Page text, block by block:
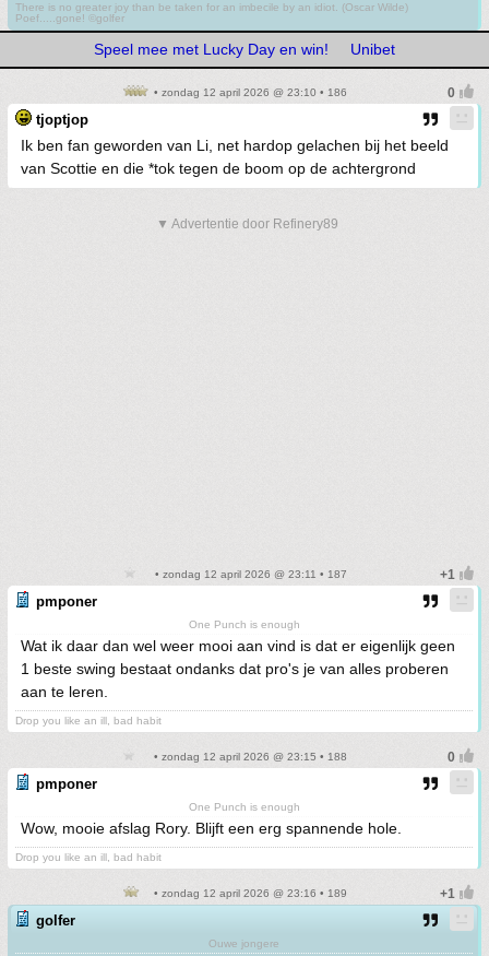
There is no greater joy than be taken for an imbecile by an idiot. (Oscar Wilde)
Poef.....gone! ©golfer
Speel mee met Lucky Day en win! Unibet
• zondag 12 april 2026 @ 23:10 • 186
tjoptjop
Ik ben fan geworden van Li, net hardop gelachen bij het beeld
van Scottie en die *tok tegen de boom op de achtergrond
▼ Advertentie door Refinery89
• zondag 12 april 2026 @ 23:11 • 187
pmponer
One Punch is enough
Wat ik daar dan wel weer mooi aan vind is dat er eigenlijk geen
1 beste swing bestaat ondanks dat pro's je van alles proberen
aan te leren.
Drop you like an ill, bad habit
• zondag 12 april 2026 @ 23:15 • 188
pmponer
One Punch is enough
Wow, mooie afslag Rory. Blijft een erg spannende hole.
Drop you like an ill, bad habit
• zondag 12 april 2026 @ 23:16 • 189
golfer
Ouwe jongere